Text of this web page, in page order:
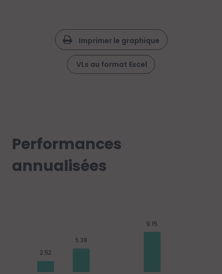
Imprimer le graphique
VLs au format Excel
Performances
annualisées